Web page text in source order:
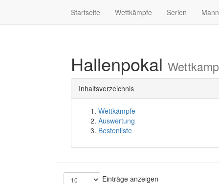
Startseite Wettkämpfe Serien
Hallenpokal
Inhaltsverzeichnis
Wettkämpfe
Auswertung
Bestenliste
Einträge anzeigen